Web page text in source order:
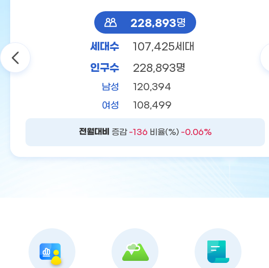
228,893명
세대수
107,425세대
인구수
228,893명
남성
120,394
여성
108,499
전월대비 증감 -136 비율(%) -0.06%